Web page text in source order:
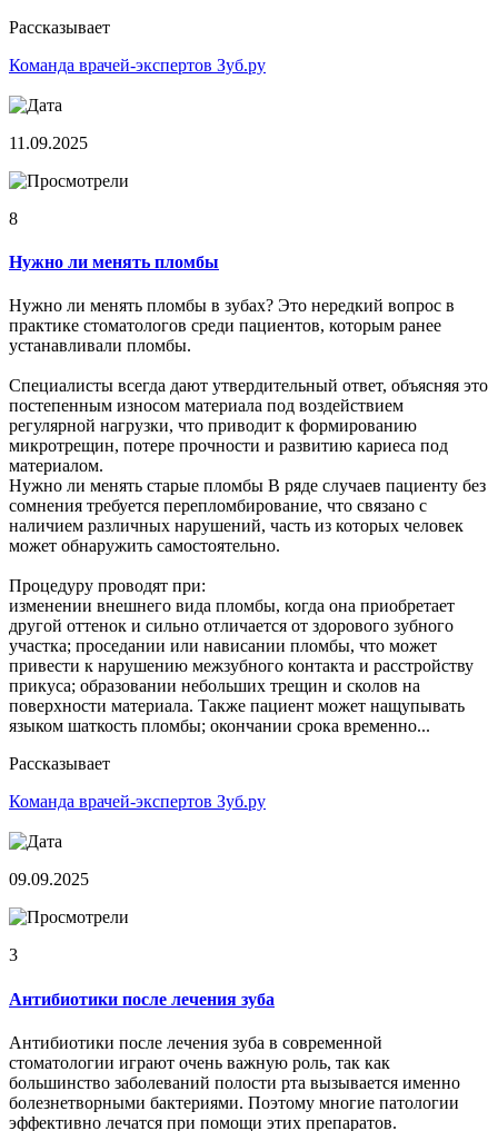
Рассказывает
Команда врачей-экспертов Зуб.ру
11.09.2025
8
Нужно ли менять пломбы
Нужно ли менять пломбы в зубах? Это нередкий вопрос в
практике стоматологов среди пациентов, которым ранее
устанавливали пломбы.
Специалисты всегда дают утвердительный ответ, объясняя это
постепенным износом материала под воздействием
регулярной нагрузки, что приводит к формированию
микротрещин, потере прочности и развитию кариеса под
материалом.
Нужно ли менять старые пломбы В ряде случаев пациенту без
сомнения требуется перепломбирование, что связано с
наличием различных нарушений, часть из которых человек
может обнаружить самостоятельно.
Процедуру проводят при:
изменении внешнего вида пломбы, когда она приобретает
другой оттенок и сильно отличается от здорового зубного
участка; проседании или нависании пломбы, что может
привести к нарушению межзубного контакта и расстройству
прикуса; образовании небольших трещин и сколов на
поверхности материала. Также пациент может нащупывать
языком шаткость пломбы; окончании срока временно...
Рассказывает
Команда врачей-экспертов Зуб.ру
09.09.2025
3
Антибиотики после лечения зуба
Антибиотики после лечения зуба в современной
стоматологии играют очень важную роль, так как
большинство заболеваний полости рта вызывается именно
болезнетворными бактериями. Поэтому многие патологии
эффективно лечатся при помощи этих препаратов.